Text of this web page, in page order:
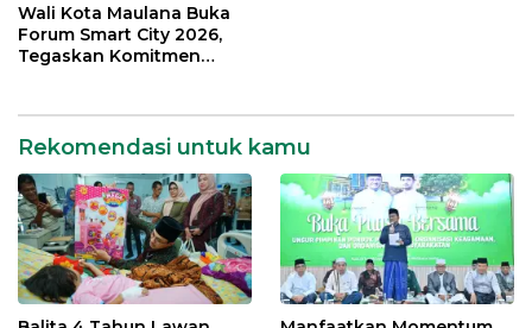
Wali Kota Maulana Buka
Forum Smart City 2026,
Tegaskan Komitmen
Rekomendasi untuk kamu